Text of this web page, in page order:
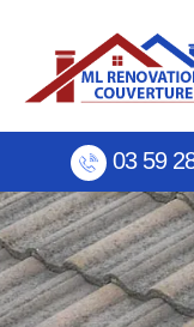
03 59